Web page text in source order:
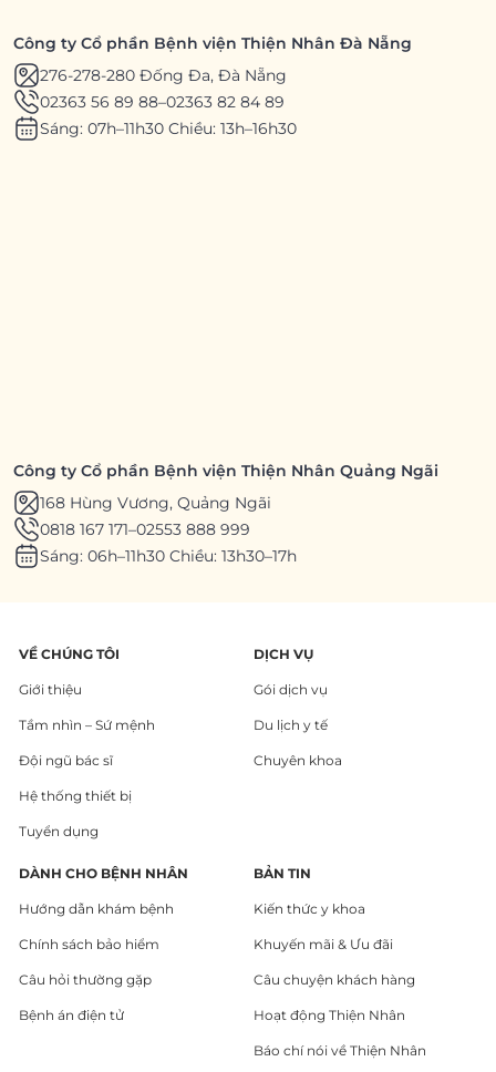
Công ty Cổ phần Bệnh viện Thiện Nhân Đà Nẵng
276-278-280 Đống Đa, Đà Nẵng
02363 56 89 88–02363 82 84 89
Sáng: 07h–11h30 Chiều: 13h–16h30
Công ty Cổ phần Bệnh viện Thiện Nhân Quảng Ngãi
168 Hùng Vương, Quảng Ngãi
0818 167 171–02553 888 999
Sáng: 06h–11h30 Chiều: 13h30–17h
VỀ CHÚNG TÔI
Giới thiệu
Tầm nhìn – Sứ mệnh
Đội ngũ bác sĩ
Hệ thống thiết bị
Tuyển dụng
DỊCH VỤ
Gói dịch vụ
Du lịch y tế
Chuyên khoa
DÀNH CHO BỆNH NHÂN
Hướng dẫn khám bệnh
Chính sách bảo hiểm
Câu hỏi thường gặp
Bệnh án điện tử
BẢN TIN
Kiến thức y khoa
Khuyến mãi & Ưu đãi
Câu chuyện khách hàng
Hoạt động Thiện Nhân
Báo chí nói về Thiện Nhân